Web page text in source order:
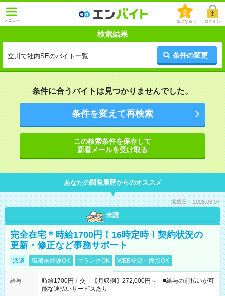
メニュー
0
気になる！ ログイン
検索結果
立川で社内SEのバイト一覧 条件の変更
条件に合うバイトは見つかりませんでした。
条件を変えて再検索
この検索条件を保存して
新着メールを受け取る
あなたの閲覧履歴からのオススメ
掲載日：2026.08.07
未読
完全在宅＊時給1700円！16時定時！契約状況の
更新・修正など事務サポート
派遣 職種未経験OK ブランクOK WEB登録・面接OK
給与
時給1700円＋交 【月収例】272,000円～ ■給与の前払いが可
能な速払いサービスあり